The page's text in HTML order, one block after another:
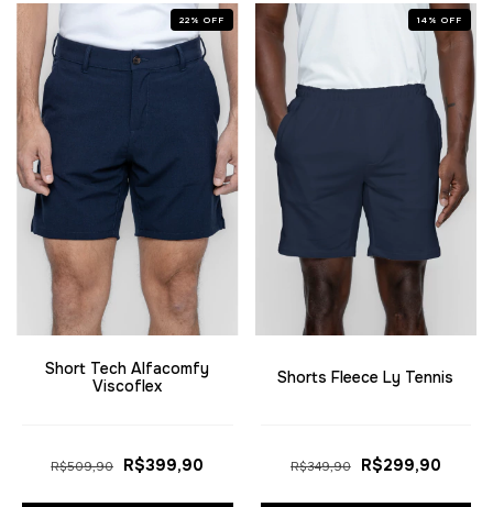
22 % OFF
Short Tech Alfacomfy
Viscoflex
R$509,90 R$399,90
14 % OFF
Shorts Fleece Ly Tennis
R$349,90 R$299,90